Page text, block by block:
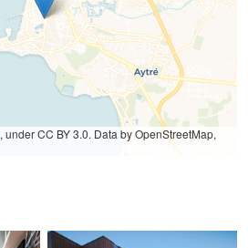
, under CC BY 3.0. Data by OpenStreetMap,